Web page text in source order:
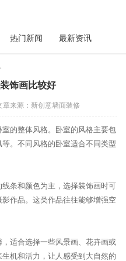
热门新闻 最新资讯
饰画比较好
章来源：新创意墙面装修
的整体风格。卧室的风格主要包
。不同风格的卧室适合不同类型
条和颜色为主，选择装饰画时可
作品。这类作品往往能够增强空
适合选择一些风景画、花卉画或
机和活力，让人感受到大自然的